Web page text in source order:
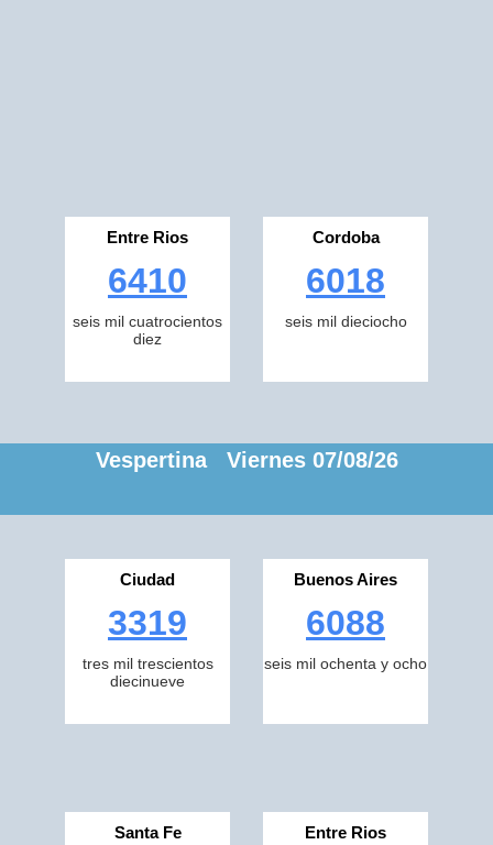
Entre Rios
6410
seis mil cuatrocientos
diez
Cordoba
6018
seis mil dieciocho
Vespertina Viernes 07/08/26
Ciudad
3319
tres mil trescientos
diecinueve
Buenos Aires
6088
seis mil ochenta y ocho
Santa Fe Entre Rios